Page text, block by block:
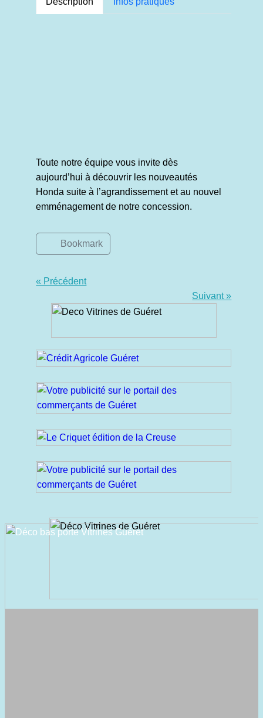
Toute notre équipe vous invite dès
aujourd’hui à découvrir les nouveautés
Honda suite à l’agrandissement et au nouvel
emménagement de notre concession.
Bookmark
« Précédent
Suivant »